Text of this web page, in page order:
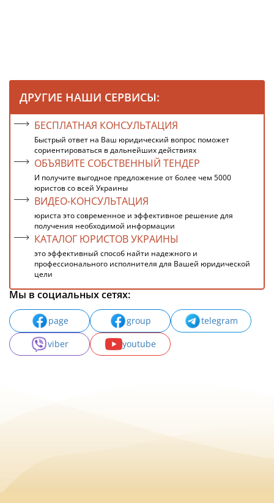
ДРУГИЕ НАШИ СЕРВИСЫ:
БЕСПЛАТНАЯ КОНСУЛЬТАЦИЯ
Быстрый ответ на Ваш юридический вопрос поможет
сориентироваться в дальнейших действиях
ОБЪЯВИТЕ СОБСТВЕННЫЙ ТЕНДЕР
И получите выгодное предложение от более чем 5000
юристов со всей Украины
ВИДЕО-КОНСУЛЬТАЦИЯ
юриста это современное и эффективное решение для
получения необходимой информации
КАТАЛОГ ЮРИСТОВ УКРАИНЫ
это эффективный способ найти надежного и
профессионального исполнителя для Вашей юридической
цели
Мы в социальных сетях:
page group
telegram
viber
youtube